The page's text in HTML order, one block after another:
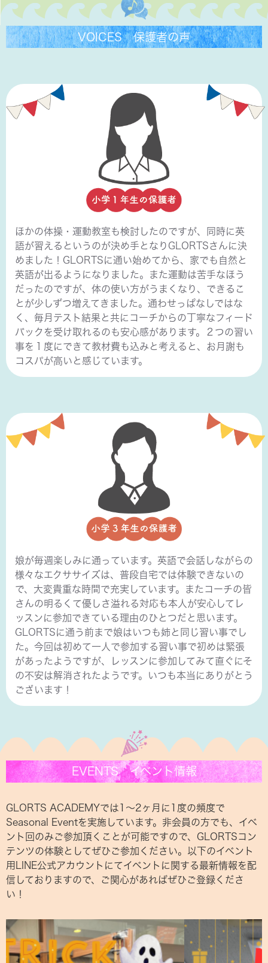
VOICES 保護者の声
ほかの体操・運動教室も検討したのですが、同時に英
語が習えるというのが決め手となりGLORTSさんに決
めました！GLORTSに通い始めてから、家でも自然と
英語が出るようになりました。また運動は苦手なほう
だったのですが、体の使い方がうまくなり、できるこ
とが少しずつ増えてきました。通わせっぱなしではな
く、毎月テスト結果と共にコーチからの丁寧なフィード
バックを受け取れるのも安心感があります。２つの習い
事を１度にできて教材費も込みと考えると、お月謝も
コスパが高いと感じています。
娘が毎週楽しみに通っています。英語で会話しながらの
様々なエクササイズは、普段自宅では体験できないの
で、大変貴重な時間で充実しています。またコーチの皆
さんの明るくて優しさ溢れる対応も本人が安心してレ
ッスンに参加できている理由のひとつだと思います。
GLORTSに通う前まで娘はいつも姉と同じ習い事でし
た。今回は初めて一人で参加する習い事で初めは緊張
があったようですが、レッスンに参加してみて直ぐにそ
の不安は解消されたようです。いつも本当にありがとう
ございます！
EVENTS イベント情報
GLORTS ACADEMYでは1〜2ヶ月に1度の頻度で
Seasonal Eventを実施しています。非会員の方でも、イベ
ント回のみご参加頂くことが可能ですので、GLORTSコン
テンツの体験としてぜひご参加ください。以下のイベント
用LINE公式アカウントにてイベントに関する最新情報を配
信しておりますので、ご関心があればぜひご登録くださ
い！